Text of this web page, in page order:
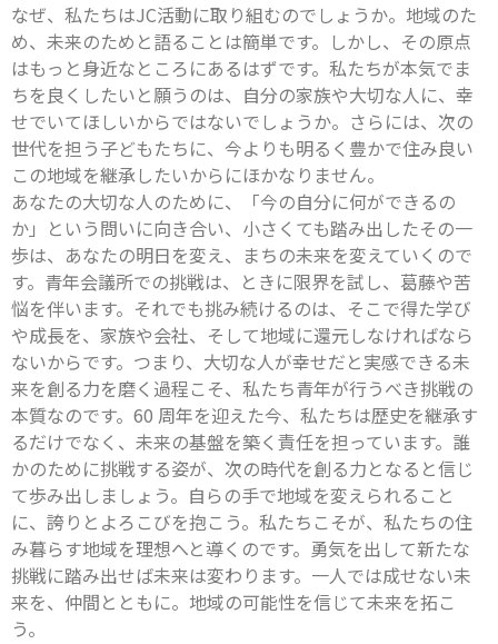
なぜ、私たちはJC活動に取り組むのでしょうか。地域のた
め、未来のためと語ることは簡単です。しかし、その原点
はもっと身近なところにあるはずです。私たちが本気でま
ちを良くしたいと願うのは、自分の家族や大切な人に、幸
せでいてほしいからではないでしょうか。さらには、次の
世代を担う子どもたちに、今よりも明るく豊かで住み良い
この地域を継承したいからにほかなりません。
あなたの大切な人のために、「今の自分に何ができるの
か」という問いに向き合い、小さくても踏み出したその一
歩は、あなたの明日を変え、まちの未来を変えていくので
す。青年会議所での挑戦は、ときに限界を試し、葛藤や苦
悩を伴います。それでも挑み続けるのは、そこで得た学び
や成長を、家族や会社、そして地域に還元しなければなら
ないからです。つまり、大切な人が幸せだと実感できる未
来を創る力を磨く過程こそ、私たち青年が行うべき挑戦の
本質なのです。60 周年を迎えた今、私たちは歴史を継承す
るだけでなく、未来の基盤を築く責任を担っています。誰
かのために挑戦する姿が、次の時代を創る力となると信じ
て歩み出しましょう。自らの手で地域を変えられること
に、誇りとよろこびを抱こう。私たちこそが、私たちの住
み暮らす地域を理想へと導くのです。勇気を出して新たな
挑戦に踏み出せば未来は変わります。一人では成せない未
来を、仲間とともに。地域の可能性を信じて未来を拓こ
う。